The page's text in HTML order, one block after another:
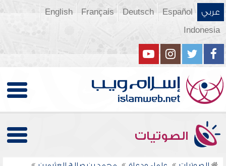
عربي Español
Deutsch
Français
English
Indonesia
الصوتيات